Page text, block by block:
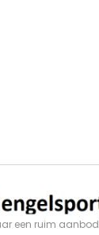
een ruim aanbod